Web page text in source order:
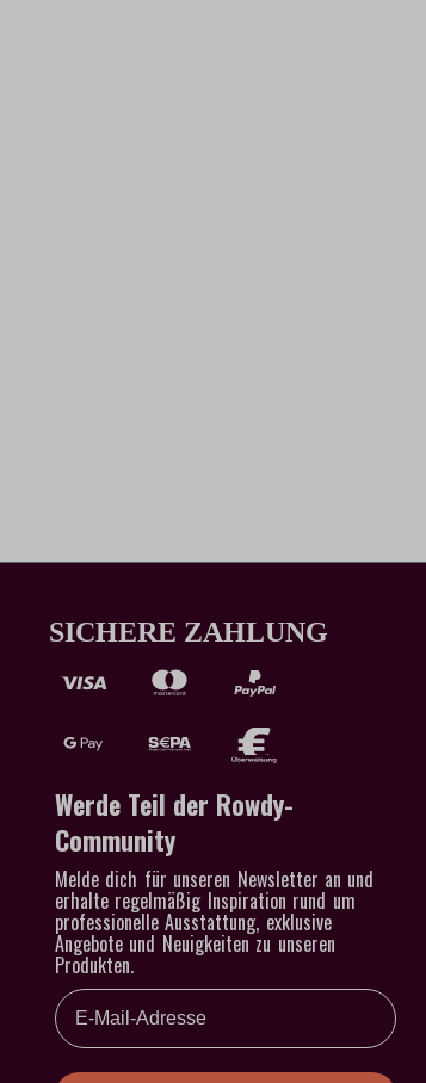
SICHERE ZAHLUNG
Werde Teil der Rowdy-
Community
Melde dich für unseren Newsletter an und
erhalte regelmäßig Inspiration rund um
professionelle Ausstattung, exklusive
Angebote und Neuigkeiten zu unseren
Produkten.
Email